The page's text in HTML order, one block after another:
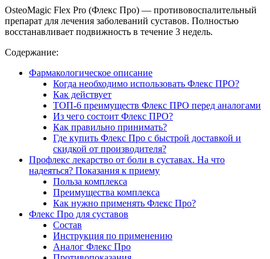
OsteoMagic Flex Pro (Флекс Про) — противовоспалительный
препарат для лечения заболеваний суставов. Полностью
восстанавливает подвижность в течение 3 недель.
Содержание:
Фармакологическое описание
Когда необходимо использовать Флекс ПРО?
Как действует
ТОП-6 преимуществ Флекс ПРО перед аналогами
Из чего состоит Флекс ПРО?
Как правильно принимать?
Где купить Флекс Про с быстрой доставкой и
скидкой от производителя?
Профлекс лекарство от боли в суставах. На что
надеяться? Показания к приему
Польза комплекса
Преимущества комплекса
Как нужно применять Флекс Про?
Флекс Про для суставов
Состав
Инструкция по применению
Аналог Флекс Про